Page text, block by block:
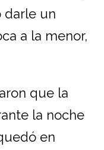
darle un
a la menor,
que la
la noche
en